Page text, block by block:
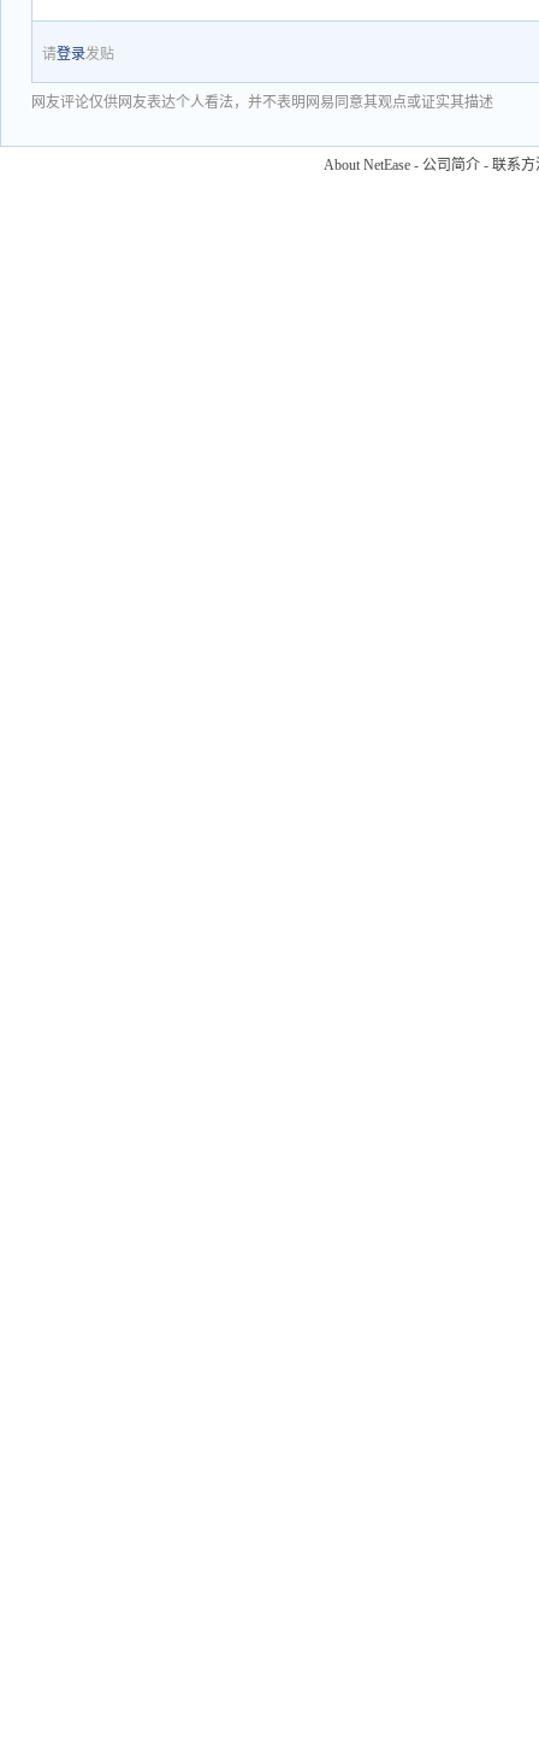
请登录发贴
网友评论仅供网友表达个人看法，并不表明网易同意其观点或证实其描述
About NetEase - 公司简介 - 联系方